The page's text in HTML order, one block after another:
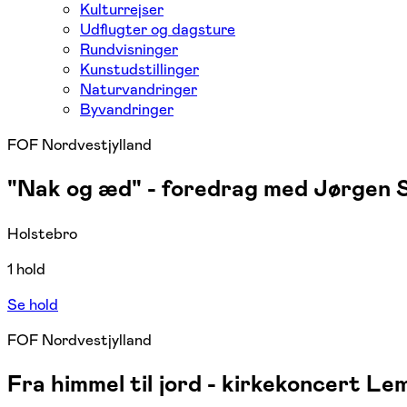
Kulturrejser
Udflugter og dagsture
Rundvisninger
Kunstudstillinger
Naturvandringer
Byvandringer
FOF Nordvestjylland
"Nak og æd" - foredrag med Jørgen
Holstebro
1 hold
Se hold
FOF Nordvestjylland
Fra himmel til jord - kirkekoncert